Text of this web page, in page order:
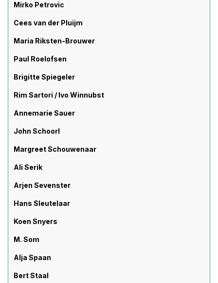
Mirko Petrovic
Cees van der Pluijm
Maria Riksten-Brouwer
Paul Roelofsen
Brigitte Spiegeler
Rim Sartori / Ivo Winnubst
Annemarie Sauer
John Schoorl
Margreet Schouwenaar
Ali Serik
Arjen Sevenster
Hans Sleutelaar
Koen Snyers
M. Som
Alja Spaan
Bert Staal